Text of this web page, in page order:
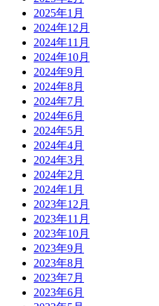
2025年1月
2024年12月
2024年11月
2024年10月
2024年9月
2024年8月
2024年7月
2024年6月
2024年5月
2024年4月
2024年3月
2024年2月
2024年1月
2023年12月
2023年11月
2023年10月
2023年9月
2023年8月
2023年7月
2023年6月